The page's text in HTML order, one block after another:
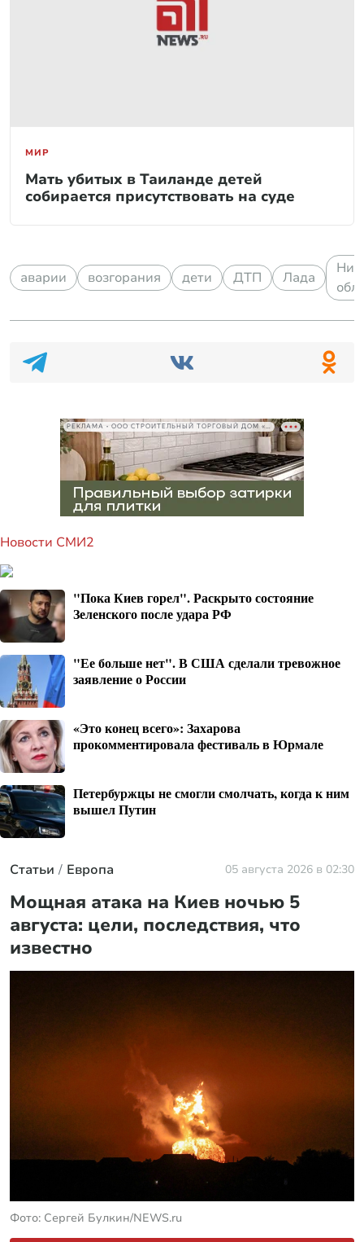
МИР
Мать убитых в Таиланде детей
собирается присутствовать на суде
аварии возгорания дети ДТП Лада
РЕКЛАМА • ООО СТРОИТЕЛЬНЫЙ ТОРГОВЫЙ ДОМ «ПЕТРОВИЧ», ИНН 7802348846
Новости СМИ2
"Пока Киев горел". Раскрыто состояние
Зеленского после удара РФ
"Ее больше нет". В США сделали тревожное
заявление о России
«Это конец всего»: Захарова
прокомментировала фестиваль в Юрмале
Петербуржцы не смогли смолчать, когда к ним
вышел Путин
Статьи Европа 05 августа 2026 в 02:30
Мощная атака на Киев ночью 5
августа: цели, последствия, что
известно
Фото: Сергей Булкин/NEWS.ru